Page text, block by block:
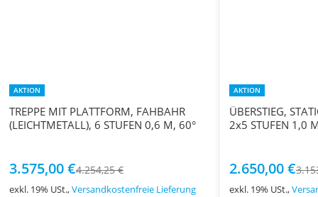
AKTION
TREPPE MIT PLATTFORM, FAHBAHR
(LEICHTMETALL), 6 STUFEN 0,6 M, 60°
3.575,00 €4.254,25 €
exkl. 19% USt.,Versandkostenfreie Lieferung
AKTION
ÜBERSTIEG,
2x5 STUFEN 1,0
2.650,00 €
exkl. 19% USt.,